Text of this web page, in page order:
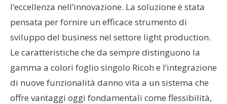
l’eccellenza nell’innovazione. La soluzione è stata
pensata per fornire un efficace strumento di
sviluppo del business nel settore light production.
Le caratteristiche che da sempre distinguono la
gamma a colori foglio singolo Ricoh e l’integrazione
di nuove funzionalità danno vita a un sistema che
offre vantaggi oggi fondamentali come flessibilità,